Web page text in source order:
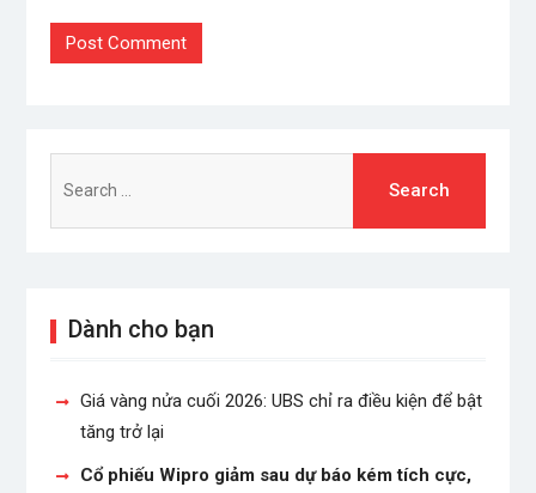
for:
Dành cho bạn
Giá vàng nửa cuối 2026: UBS chỉ ra điều kiện để bật
tăng trở lại
Cổ phiếu Wipro giảm sau dự báo kém tích cực,